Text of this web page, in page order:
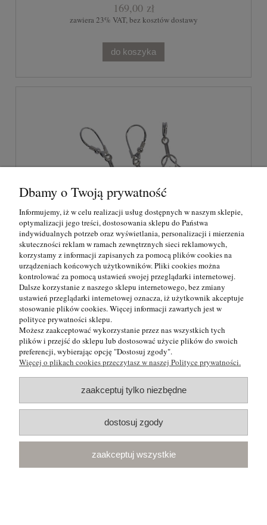
169,00 zł
zawiera 23% VAT, bez kosztów dostawy
do koszyka
Komplet - wisiorek i kolczyki srebrne z
naturalnym bursztynem - kolor zielony
199,00 zł
zawiera 23% VAT, bez kosztów dostawy
do koszyka
Dbamy o Twoją prywatność
Informujemy, iż w celu realizacji usług dostępnych w naszym sklepie,
optymalizacji jego treści, dostosowania sklepu do Państwa
indywidualnych potrzeb oraz wyświetlania, personalizacji i mierzenia
skuteczności reklam w ramach zewnętrznych sieci reklamowych,
korzystamy z informacji zapisanych za pomocą plików cookies na
urządzeniach końcowych użytkowników. Pliki cookies można
kontrolować za pomocą ustawień swojej przeglądarki internetowej.
Dalsze korzystanie z naszego sklepu internetowego, bez zmiany
ustawień przeglądarki internetowej oznacza, iż użytkownik akceptuje
stosowanie plików cookies. Więcej informacji zawartych jest w
polityce prywatności sklepu.
Możesz zaakceptować wykorzystanie przez nas wszystkich tych
plików i przejść do sklepu lub dostosować użycie plików do swoich
preferencji, wybierając opcję "Dostosuj zgody".
Więcej o plikach cookies przeczytasz w naszej Polityce prywatności.
zaakceptuj tylko niezbędne
dostosuj zgody
zaakceptuj wszystkie